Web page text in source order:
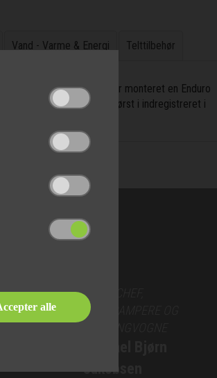
Vand - Varme & Energi Telttilbehør
rundsiddegruppe. Der er monteret en Enduro
er en årgang 2009 med først i indregistreret i
SALGSCHEF,
AUTOCAMPERE OG
Jakobsen
alle